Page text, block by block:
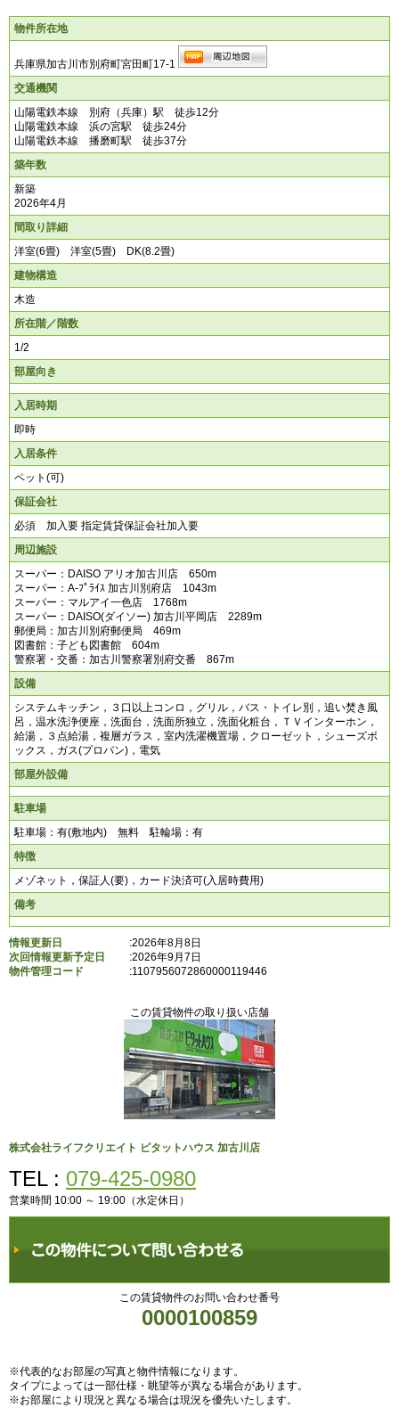
物件所在地
兵庫県加古川市別府町宮田町17-1
交通機関
山陽電鉄本線 別府（兵庫）駅 徒歩12分
山陽電鉄本線 浜の宮駅 徒歩24分
山陽電鉄本線 播磨町駅 徒歩37分
築年数
新築
2026年4月
間取り詳細
洋室(6畳) 洋室(5畳) DK(8.2畳)
建物構造
木造
所在階／階数
1/2
部屋向き
入居時期
即時
入居条件
ペット(可)
保証会社
必須 加入要 指定賃貸保証会社加入要
周辺施設
スーパー：DAISO アリオ加古川店 650m
スーパー：A-ﾌﾟﾗｲｽ 加古川別府店 1043m
スーパー：マルアイ一色店 1768m
スーパー：DAISO(ダイソー) 加古川平岡店 2289m
郵便局：加古川別府郵便局 469m
図書館：子ども図書館 604m
警察署・交番：加古川警察署別府交番 867m
設備
システムキッチン，３口以上コンロ，グリル，バス・トイレ別，追い焚き風
呂，温水洗浄便座，洗面台，洗面所独立，洗面化粧台，ＴＶインターホン，
給湯，３点給湯，複層ガラス，室内洗濯機置場，クローゼット，シューズボ
ックス，ガス(プロパン)，電気
部屋外設備
駐車場
駐車場：有(敷地内) 無料 駐輪場：有
特徴
メゾネット，保証人(要)，カード決済可(入居時費用)
備考
情報更新日
:2026年8月8日
次回情報更新予定日
:2026年9月7日
物件管理コード
:1107956072860000119446
この賃貸物件の取り扱い店舗
株式会社ライフクリエイト ピタットハウス 加古川店
TEL : 079-425-0980
営業時間 10:00 ～ 19:00（水定休日）
この賃貸物件のお問い合わせ番号
0000100859
※代表的なお部屋の写真と物件情報になります。
タイプによっては一部仕様・眺望等が異なる場合があります。
※お部屋により現況と異なる場合は現況を優先いたします。